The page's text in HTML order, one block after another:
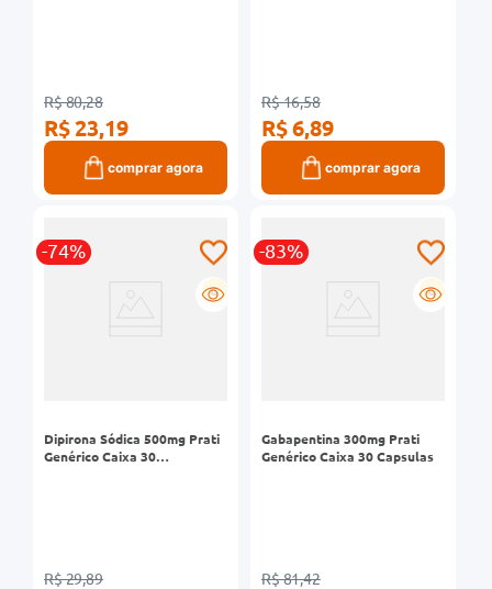
R$ 80,28
R$ 23,19
comprar agora
R$ 16,58
R$ 6,89
comprar agora
-74%
G
Dipirona Sódica 500mg Prati
Genérico Caixa 30
R$ 29,89
-83%
G
Gabapentina 300mg Prati
Genérico Caixa 30 Capsulas
R$ 81,42